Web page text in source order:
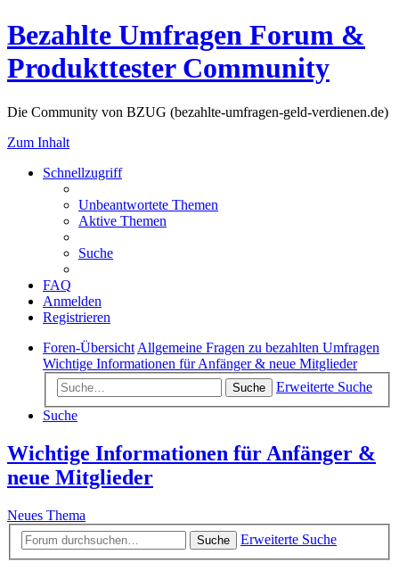
Bezahlte Umfragen Forum &
Produkttester Community
Die Community von BZUG (bezahlte-umfragen-geld-verdienen.de)
Zum Inhalt
Schnellzugriff
Unbeantwortete Themen
Aktive Themen
Suche
FAQ
Anmelden
Registrieren
Foren-Übersicht Allgemeine Fragen zu bezahlten Umfragen
Wichtige Informationen für Anfänger & neue Mitglieder
Suche
Erweiterte Suche
Suche
Wichtige Informationen für Anfänger &
neue Mitglieder
Neues Thema
Suche Erweiterte Suche